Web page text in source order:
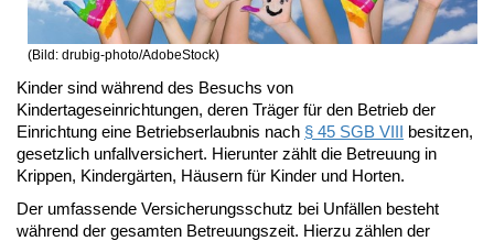
(Bild: drubig-photo/AdobeStock)
Kinder sind während des Besuchs von
Kindertageseinrichtungen, deren Träger für den Betrieb der
Einrichtung eine Betriebserlaubnis nach § 45 SGB VIII besitzen,
gesetzlich unfallversichert. Hierunter zählt die Betreuung in
Krippen, Kindergärten, Häusern für Kinder und Horten.
Der umfassende Versicherungsschutz bei Unfällen besteht
während der gesamten Betreuungszeit. Hierzu zählen der